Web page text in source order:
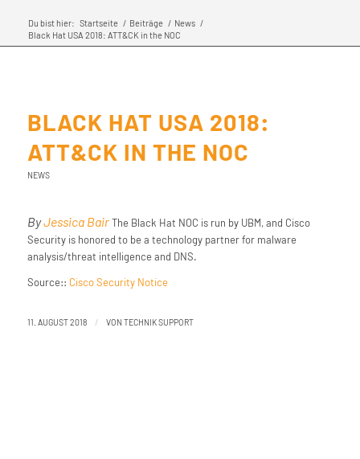
Du bist hier: Startseite / Beiträge / News /
Black Hat USA 2018: ATT&CK in the NOC
BLACK HAT USA 2018:
ATT&CK IN THE NOC
NEWS
ByJessica BairThe Black Hat NOC is run by UBM, and Cisco
Security is honored to be a technology partner for malware
analysis/threat intelligence and DNS.
Source:: Cisco Security Notice
11. AUGUST 2018 / VON TECHNIK SUPPORT